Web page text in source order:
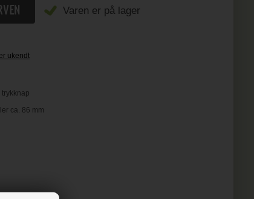
Varen er på lager
ukendt
ca. 86 mm